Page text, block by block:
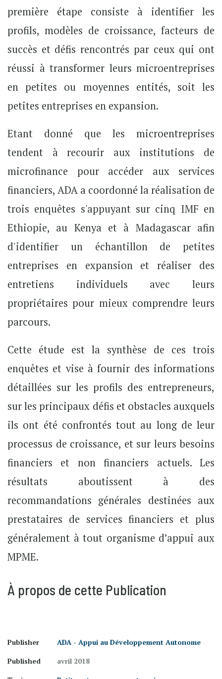
première étape consiste à identifier les
profils, modèles de croissance, facteurs de
succès et défis rencontrés par ceux qui ont
réussi à transformer leurs microentreprises
en petites ou moyennes entités, soit les
petites entreprises en expansion.
Etant donné que les microentreprises
tendent à recourir aux institutions de
microfinance pour accéder aux services
financiers, ADA a coordonné la réalisation de
trois enquêtes s'appuyant sur cinq IMF en
Ethiopie, au Kenya et à Madagascar afin
d'identifier un échantillon de petites
entreprises en expansion et réaliser des
entretiens individuels avec leurs
propriétaires pour mieux comprendre leurs
parcours.
Cette étude est la synthèse de ces trois
enquêtes et vise à fournir des informations
détaillées sur les profils des entrepreneurs,
sur les principaux défis et obstacles auxquels
ils ont été confrontés tout au long de leur
processus de croissance, et sur leurs besoins
financiers et non financiers actuels. Les
résultats aboutissent à des
recommandations générales destinées aux
prestataires de services financiers et plus
généralement à tout organisme d’appui aux
MPME.
À propos de cette Publication
Publisher
ADA - Appui au Développement Autonome
Published
avril 2018